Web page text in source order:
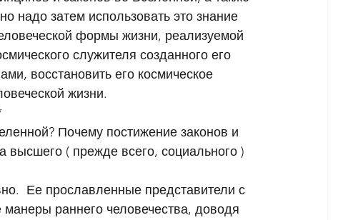
надо затем использовать это знание
формы жизни, реализуемой
служителя созданного его
восстановить его космическое
жизни.
***
Почему постижение законов и
высшего ( прежде всего, социального )
Ее прославленные представители с
раннего человечества, доводя